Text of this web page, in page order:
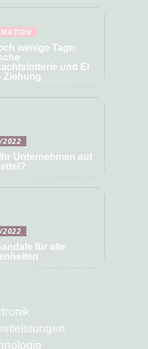
wenige Tage:
und El
Ziehung
Unternehmen auf
2022
für alle